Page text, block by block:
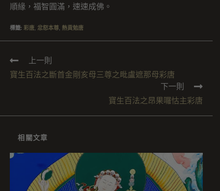
順緣，福智圓滿，速速成佛。
標籤: 彩唐 忿怒本尊 熱貢勉唐
上一則
寶生百法之斷首金剛亥母三尊之毗盧遮那母彩唐
下一則
寶生百法之昂果囉怙主彩唐
相關文章